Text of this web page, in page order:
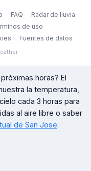
FAQ
Radar de lluvia
de uso
Fuentes de datos
horas? El
la temperatura,
cada 3 horas para
al aire libre o saber
de San Jose.